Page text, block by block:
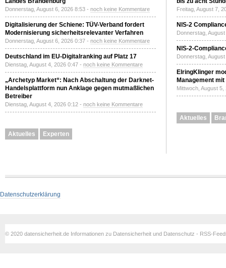
Donnerstag, August 6, 2026 8:53 - noch keine Kommentare
Digitalisierung der Schiene: TÜV-Verband fordert
Modernisierung sicherheitsrelevanter Verfahren
Donnerstag, August 6, 2026 0:37 - noch keine Kommentare
Deutschland im EU-Digitalranking auf Platz 17
Dienstag, August 4, 2026 0:47 - noch keine Kommentare
„Archetyp Market“: Nach Abschaltung der Darknet-
Handelsplattform nun Anklage gegen mutmaßlichen
Betreiber
Dienstag, August 4, 2026 0:12 - noch keine Kommentare
Aktuelles Experten
Freitag, August 7,
NIS-2
Donnerstag,
NIS-2-
Donnerstag,
ElringKlinger
Management
Mittwoch, August
Aktuelles
Datenschutzerklärung
© 2020 datensicherheit.de Informationen zu Datensicherheit und Datenschutz - RSS-